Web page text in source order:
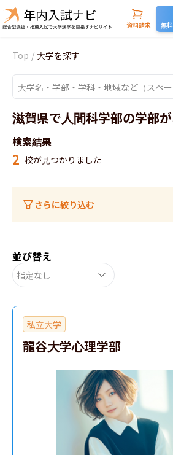
資料請求 無
Top / 大学を探す
滋賀県で人間科学部の学部
検索結果
2 校が見つかりました
さらに絞り込む
並び替え
指定なし
私立大学
龍谷大学心理学部